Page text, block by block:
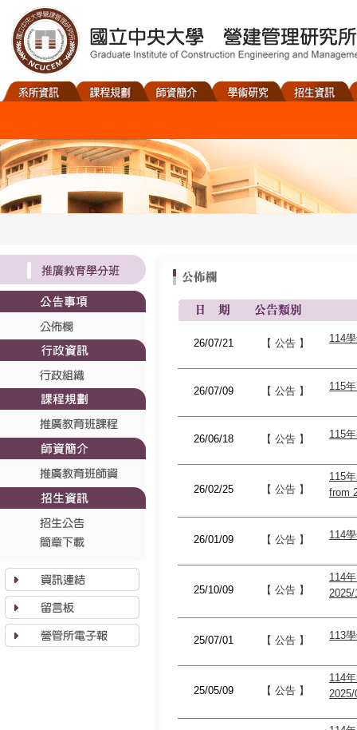
26/07/21 【 公告 】 114
26/07/09 【 公告 】 115
26/06/18 【 公告 】 115
26/02/25 【 公告 】
115
from
26/01/09 【 公告 】 114
25/10/09 【 公告 】
114
25/07/01 【 公告 】 113
25/05/09 【 公告 】
114
2025/